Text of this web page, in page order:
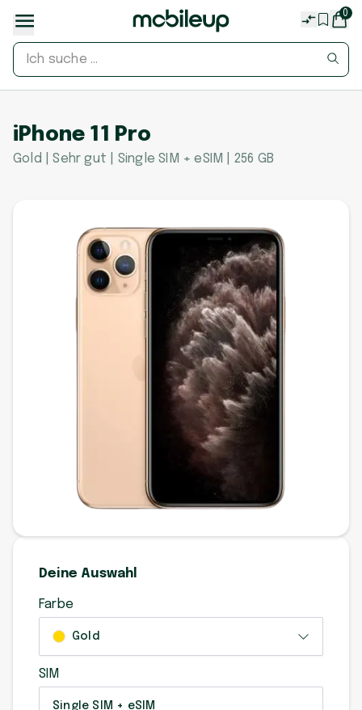
0
iPhone 11 Pro
Gold | Sehr gut | Single SIM + eSIM | 256 GB
Deine Auswahl
Farbe
Gold
SIM
Single SIM + eSIM